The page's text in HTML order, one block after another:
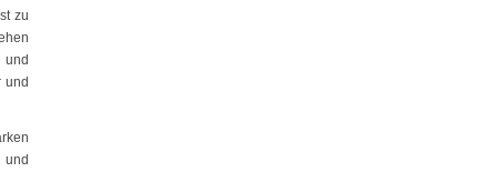
zu
und
und
und